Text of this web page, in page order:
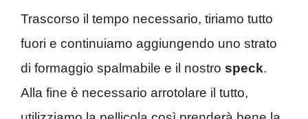
Trascorso il tempo necessario, tiriamo tutto
fuori e continuiamo aggiungendo uno strato
di formaggio spalmabile e il nostro speck.
Alla fine è necessario arrotolare il tutto,